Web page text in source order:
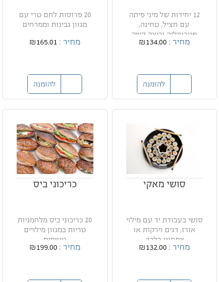
12 יחידות של מיני פיתה
עם חציל, טחינה,
פטרוזיליה וביצה קשה
מחיר :₪134.00
להזמנה
20 פרוסות לחם טרי עם
מגוון גבינות וממרחים
מחיר : ₪165.01
להזמנה
סושי מאקי
סושי בעבודת יד עם מילוי
אורז, דגים וירקות או
צמחוני בלבד.
מחיר :₪132.00
כריכוני ביס
20 כריכוני ביס מלחמניות
טריות במגוון מילויים
טעימים
מחיר :₪199.00